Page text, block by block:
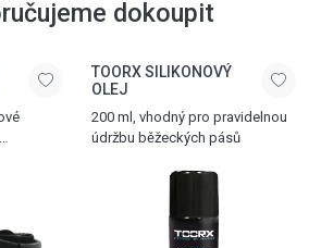
dokoupit
TOORX SILIKONOVÝ
OLEJ
200 ml, vhodný pro pravidelnou
údržbu běžeckých pásů